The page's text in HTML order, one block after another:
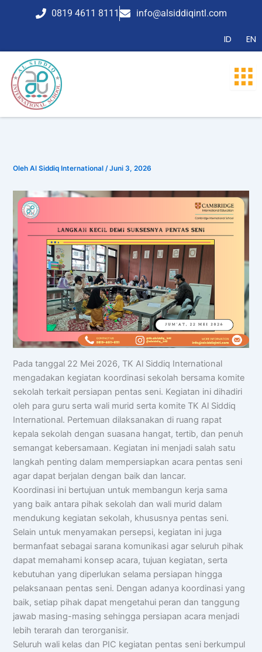
0819 4611 8111 info@alsiddiqintl.com
ID EN
OlehAl Siddiq International/Juni 3, 2026
Pada tanggal 22 Mei 2026, TK Al Siddiq International
mengadakan kegiatan koordinasi sekolah bersama komite
sekolah terkait persiapan pentas seni. Kegiatan ini dihadiri
oleh para guru serta wali murid serta komite TK Al Siddiq
International. Pertemuan dilaksanakan di ruang rapat
kepala sekolah dengan suasana hangat, tertib, dan penuh
semangat kebersamaan. Kegiatan ini menjadi salah satu
langkah penting dalam mempersiapkan acara pentas seni
agar dapat berjalan dengan baik dan lancar.
Koordinasi ini bertujuan untuk membangun kerja sama
yang baik antara pihak sekolah dan wali murid dalam
mendukung kegiatan sekolah, khususnya pentas seni.
Selain untuk menyamakan persepsi, kegiatan ini juga
bermanfaat sebagai sarana komunikasi agar seluruh pihak
dapat memahami konsep acara, tujuan kegiatan, serta
kebutuhan yang diperlukan selama persiapan hingga
pelaksanaan pentas seni. Dengan adanya koordinasi yang
baik, setiap pihak dapat mengetahui peran dan tanggung
jawab masing-masing sehingga persiapan acara menjadi
lebih terarah dan terorganisir.
Seluruh wali kelas dan PIC kegiatan pentas seni berkumpul